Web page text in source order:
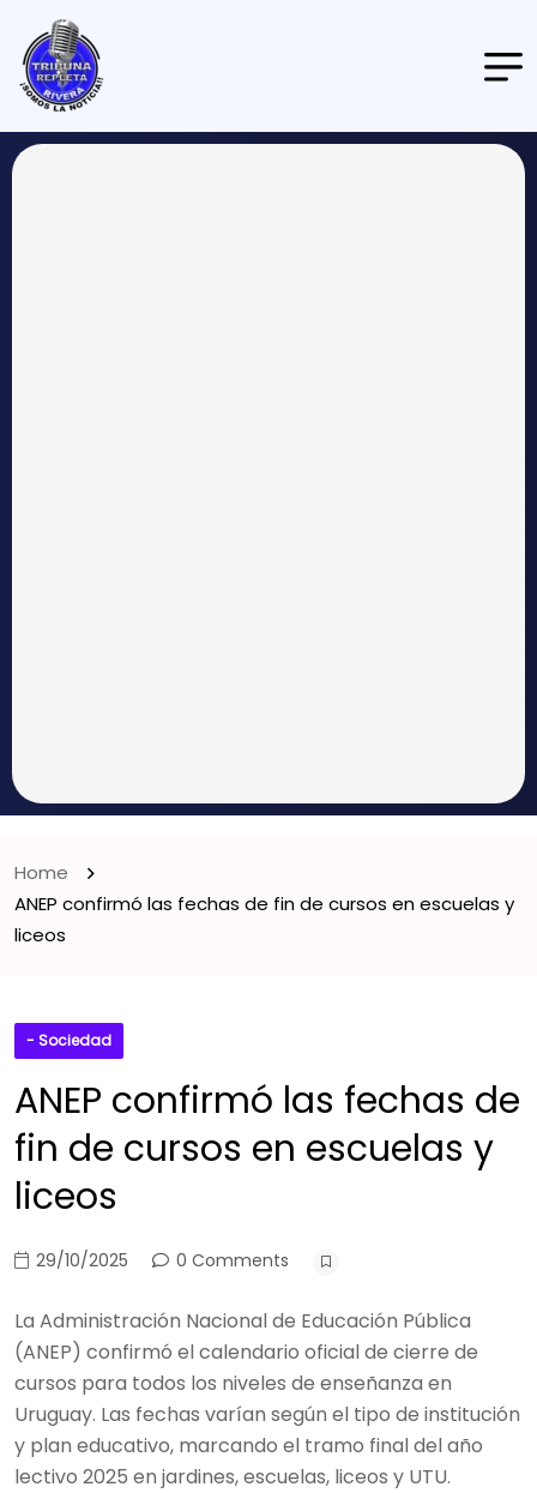
Home
ANEP confirmó las fechas de fin de cursos en escuelas y
liceos
- Sociedad
ANEP confirmó las fechas de
fin de cursos en escuelas y
liceos
29/10/2025 0 Comments
La Administración Nacional de Educación Pública
(ANEP) confirmó el calendario oficial de cierre de
cursos para todos los niveles de enseñanza en
Uruguay. Las fechas varían según el tipo de institución
y plan educativo, marcando el tramo final del año
lectivo 2025 en jardines, escuelas, liceos y UTU.